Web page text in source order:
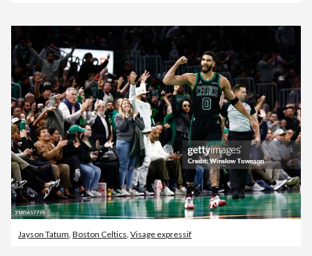
Jayson Tatum Boston Celtics Visage expressif